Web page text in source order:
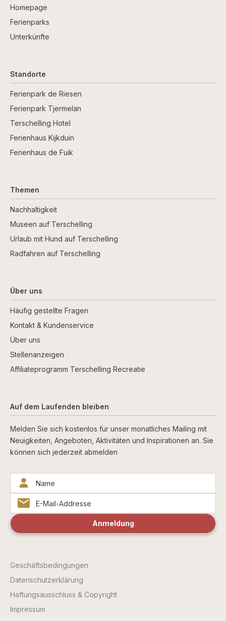
Homepage
Ferienparks
Unterkünfte
Standorte
Ferienpark de Riesen
Ferienpark Tjermelan
Terschelling Hotel
Ferienhaus Kijkduin
Ferienhaus de Fuik
Themen
Nachhaltigkeit
Museen auf Terschelling
Urlaub mit Hund auf Terschelling
Radfahren auf Terschelling
Über uns
Häufig gestellte Fragen
Kontakt & Kundenservice
Über uns
Stellenanzeigen
Affiliateprogramm Terschelling Recreatie
Auf dem Laufenden bleiben
Melden Sie sich kostenlos für unser monatliches Mailing mit
Neuigkeiten, Angeboten, Aktivitäten und Inspirationen an. Sie
können sich jederzeit abmelden
Geschäftsbedingungen
Datenschutzerklärung
Haftungsausschluss & Copyright
Impressum